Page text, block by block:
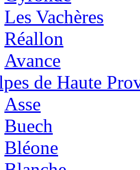
Les Vachères
Réallon
Avance
de Haute
Asse
Buech
Bléone